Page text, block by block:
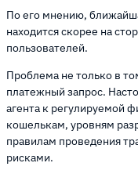
По его мнению,
находится скорее на
пользователей.
Проблема не только в
платежный запрос.
агента к регулируемой
кошелькам, уровням
правилам проведения
рисками.